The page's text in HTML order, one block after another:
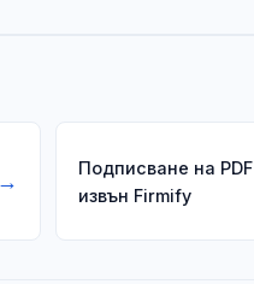
Подписване на PDF
извън Firmify